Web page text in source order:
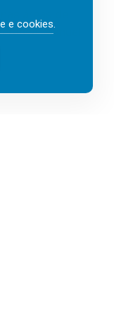
áreas de
Manuel
e cookies.